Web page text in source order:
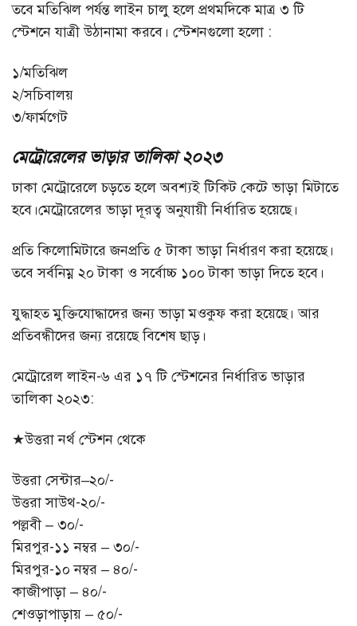
তবে মতিঝিল পর্যন্ত লাইন চালু হলে প্রথমদিকে মাত্র ৩ টি
স্টেশনে যাত্রী উঠানামা করবে। স্টেশনগুলো হলো :
১/মতিঝিল
২/সচিবালয়
৩/ফার্মগেট
মেট্রোরেলের ভাড়ার তালিকা ২০২৩
ঢাকা মেট্রোরেলে চড়তে হলে অবশ্যই টিকিট কেটে ভাড়া মিটাতে
হবে।মেট্রোরেলের ভাড়া দূরত্ব অনুযায়ী নির্ধারিত হয়েছে।
প্রতি কিলোমিটারে জনপ্রতি ৫ টাকা ভাড়া নির্ধারণ করা হয়েছে।
তবে সর্বনিম্ন ২০ টাকা ও সর্বোচ্চ ১০০ টাকা ভাড়া দিতে হবে।
যুদ্ধাহত মুক্তিযোদ্ধাদের জন্য ভাড়া মওকুফ করা হয়েছে। আর
প্রতিবন্ধীদের জন্য রয়েছে বিশেষ ছাড়।
মেট্রোরেল লাইন-৬ এর ১৭ টি স্টেশনের নির্ধারিত ভাড়ার
তালিকা ২০২৩:
★উত্তরা নর্থ স্টেশন থেকে
উত্তরা সেন্টার–২০/-
উত্তরা সাউথ-২০/-
পল্লবী – ৩০/-
মিরপুর-১১ নম্বর – ৩০/-
মিরপুর-১০ নম্বর – ৪০/-
কাজীপাড়া – ৪০/-
শেওড়াপাড়ায় – ৫০/-